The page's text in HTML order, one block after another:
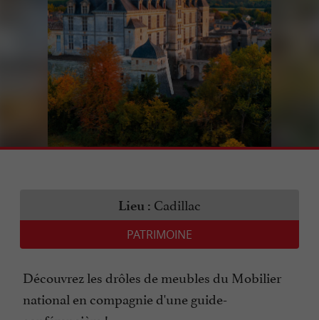
Lieu : Cadillac
PATRIMOINE
Découvrez les drôles de meubles du Mobilier
national en compagnie d'une guide-